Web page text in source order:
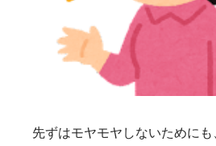
先ずはモヤモヤしないために